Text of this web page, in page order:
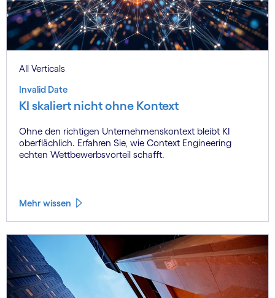
All Verticals
Invalid Date
KI skaliert nicht ohne Kontext
Ohne den richtigen Unternehmenskontext bleibt KI
oberflächlich. Erfahren Sie, wie Context Engineering
echten Wettbewerbsvorteil schafft.
Mehr wissen